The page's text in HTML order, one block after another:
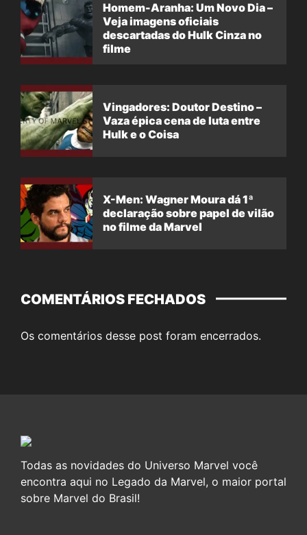
Homem-Aranha: Um Novo Dia –
Veja imagens oficiais
descartadas do Hulk Cinza no
filme
Vingadores: Doutor Destino –
Vaza épica cena de luta entre
Hulk e o Coisa
X-Men: Wagner Moura dá 1ª
declaração sobre papel de vilão
no filme da Marvel
COMENTÁRIOS FECHADOS
Os comentários desse post foram encerrados.
Todas as novidades do Universo Marvel você
encontra aqui no Legado da Marvel, o maior portal
sobre Marvel do Brasil!